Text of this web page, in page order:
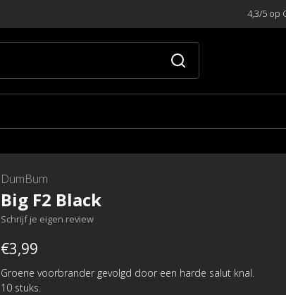
4,3/5 op
DumBum
Big F2 Black
Schrijf je eigen review
€3,99
Groene voorbrander gevolgd door een harde salut knal.
10 stuks.